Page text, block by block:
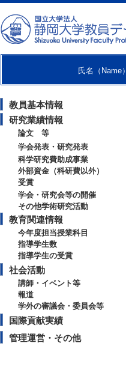
氏名（Name）
教員基本情報
研究業績情報
論文 等
学会発表・研究発表
科学研究費助成事業
外部資金（科研費以外）
受賞
学会・研究会等の開催
その他学術研究活動
教育関連情報
今年度担当授業科目
指導学生数
指導学生の受賞
社会活動
講師・イベント等
報道
学外の審議会・委員会等
国際貢献実績
管理運営・その他